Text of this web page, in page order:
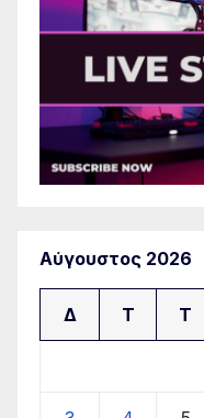
Αύγουστος 2026
Δ Τ Τ